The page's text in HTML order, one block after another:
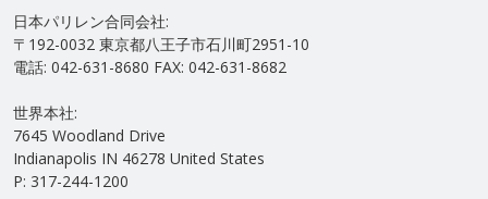
日本パリレン合同会社:
〒192-0032 東京都八王子市石川町2951-10
電話: 042-631-8680 FAX: 042-631-8682
世界本社:
7645 Woodland Drive
Indianapolis IN 46278 United States
P: 317-244-1200